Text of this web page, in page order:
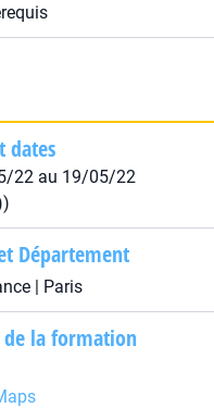
dates
22 au 19/05/22
Département
| Paris
de la formation